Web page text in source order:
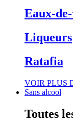
Eaux-
Liqueurs
Ratafia
VOIR PLUS
Sans alcool
Toutes